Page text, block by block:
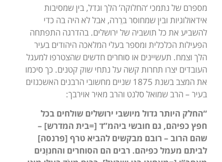
מספרם של נתמכי ‘החלוקה’ הלך וגדל, בין שמסיבות
אידאולוגיות ובין שמחוסר ברֵרה, אבל לא היה בה כדי
להשביע את כל תושביה של ירושלים. בהדרגה התפתחה
הפעילות הכלכלית ומספר בעלי המלאכה היהודים בעיר
הלך וצמח. תעשיינים או סוחרים חדשים שהצטרפו למעגל
העובדים יצרו תחרות קשה על נתחי שוק קטנים. כך סיכמו
את המצב בשנת 1875 שניים מחשובי הרבנים האשכנזים
בעיר – הרב שמואל סלנט והרב מאיר אוירבך:
“החלק היותר גדול מיושבי ירושלים שולחים בכל
חפץ כפיהם, גם חובשי ביהמ”ד [=בית המדרש] –
שהם הרוב – רובם מבקשים להביא טרף [פרנסה]
לביתם מעמל כפיהם. רבים הם הסוחרים והחנוָנים